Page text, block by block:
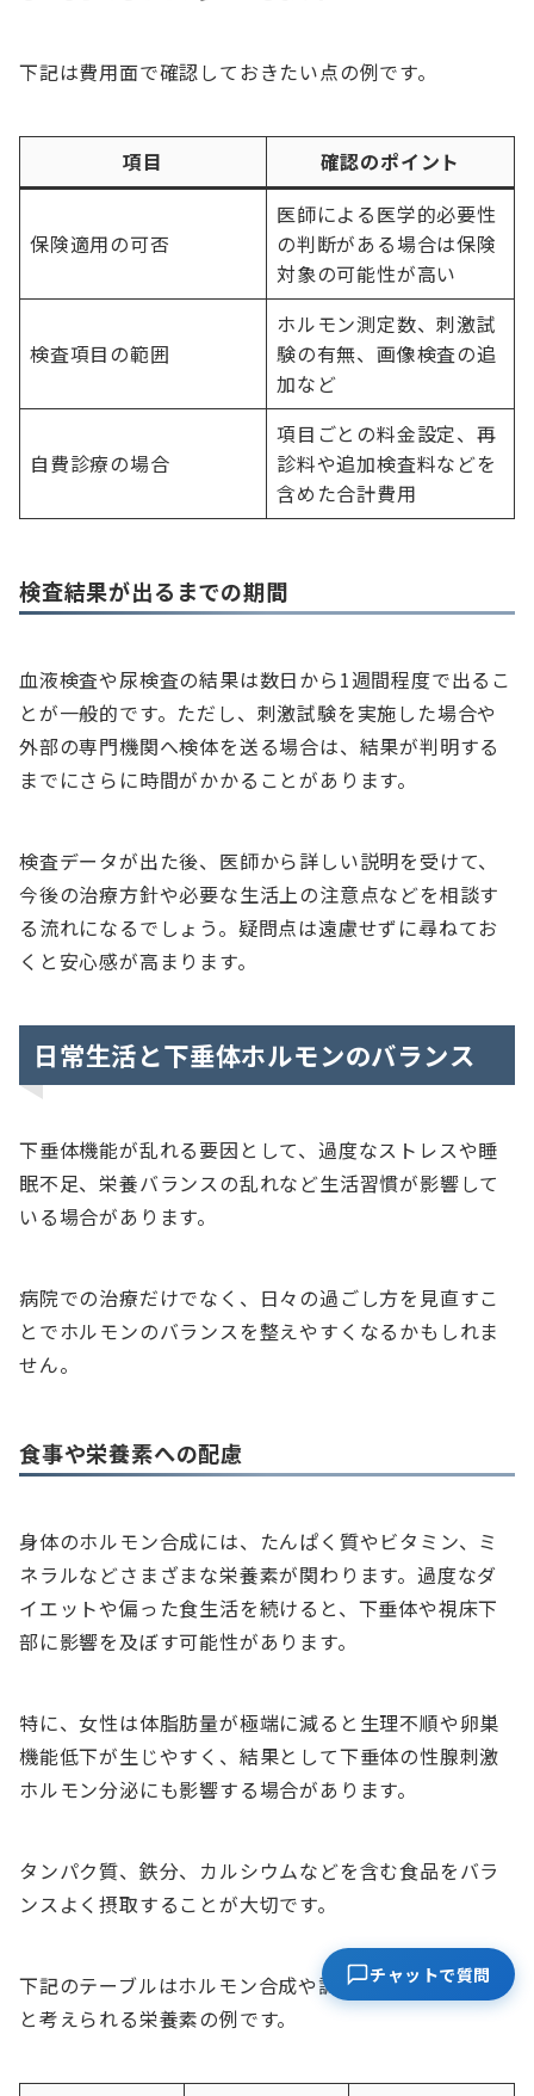
下記は費用面で確認しておきたい点の例です。
項目 確認のポイント
保険適用の可否
医師による医学的必要性
の判断がある場合は保険
対象の可能性が高い
検査項目の範囲
ホルモン測定数、刺激試
験の有無、画像検査の追
加など
自費診療の場合
項目ごとの料金設定、再
診料や追加検査料などを
含めた合計費用
検査結果が出るまでの期間
血液検査や尿検査の結果は数日から1週間程度で出るこ
とが一般的です。ただし、刺激試験を実施した場合や
外部の専門機関へ検体を送る場合は、結果が判明する
までにさらに時間がかかることがあります。
検査データが出た後、医師から詳しい説明を受けて、
今後の治療方針や必要な生活上の注意点などを相談す
る流れになるでしょう。疑問点は遠慮せずに尋ねてお
くと安心感が高まります。
日常生活と下垂体ホルモンのバランス
下垂体機能が乱れる要因として、過度なストレスや睡
眠不足、栄養バランスの乱れなど生活習慣が影響して
いる場合があります。
病院での治療だけでなく、日々の過ごし方を見直すこ
とでホルモンのバランスを整えやすくなるかもしれま
せん。
食事や栄養素への配慮
身体のホルモン合成には、たんぱく質やビタミン、ミ
ネラルなどさまざまな栄養素が関わります。過度なダ
イエットや偏った食生活を続けると、下垂体や視床下
部に影響を及ぼす可能性があります。
特に、女性は体脂肪量が極端に減ると生理不順や卵巣
機能低下が生じやすく、結果として下垂体の性腺刺激
ホルモン分泌にも影響する場合があります。
タンパク質、鉄分、カルシウムなどを含む食品をバラ
ンスよく摂取することが大切です。
下記のテーブルはホルモン合成や調節をサポートする
と考えられる栄養素の例です。
チャットで質問